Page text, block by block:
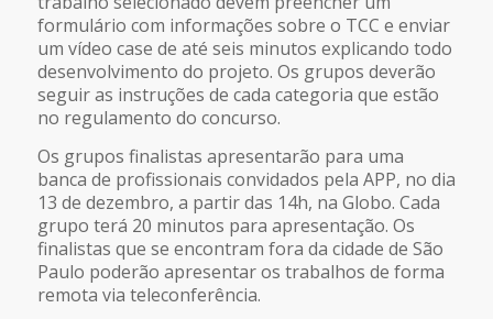
formulário com informações sobre o TCC e enviar
um vídeo case de até seis minutos explicando todo
desenvolvimento do projeto. Os grupos deverão
seguir as instruções de cada categoria que estão
no regulamento do concurso.
Os grupos finalistas apresentarão para uma
banca de profissionais convidados pela APP, no dia
13 de dezembro, a partir das 14h, na Globo. Cada
grupo terá 20 minutos para apresentação. Os
finalistas que se encontram fora da cidade de São
Paulo poderão apresentar os trabalhos de forma
remota via teleconferência.